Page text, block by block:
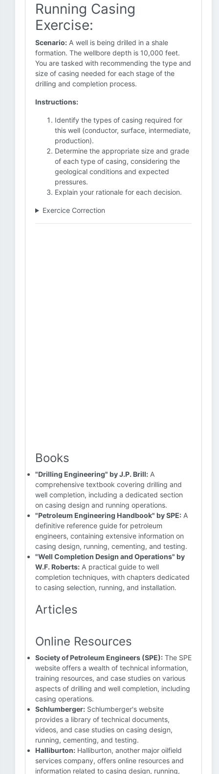
Running Casing
Exercise:
Scenario: A well is being drilled in a shale
formation. The wellbore depth is 10,000 feet.
You are tasked with recommending the type and
size of casing needed for each stage of the
drilling and completion process.
Instructions:
Identify the types of casing required for
this well (conductor, surface, intermediate,
production).
Determine the appropriate size and grade
of each type of casing, considering the
geological conditions and expected
pressures.
Explain your rationale for each decision.
Exercice Correction
Books
"Drilling Engineering" by J.P. Brill: A
comprehensive textbook covering drilling and
well completion, including a dedicated section
on casing design and running operations.
"Petroleum Engineering Handbook" by SPE: A
definitive reference guide for petroleum
engineers, containing extensive information on
casing design, running, cementing, and testing.
"Well Completion Design and Operations" by
W.F. Roberts: A practical guide to well
completion techniques, with chapters dedicated
to casing selection, running, and installation.
Articles
Online Resources
Society of Petroleum Engineers (SPE): The SPE
website offers a wealth of technical information,
training resources, and case studies on various
aspects of drilling and well completion, including
casing operations.
Schlumberger: Schlumberger's website
provides a library of technical documents,
videos, and case studies on casing design,
running, cementing, and testing.
Halliburton: Halliburton, another major oilfield
services company, offers online resources and
information related to casing design, running,